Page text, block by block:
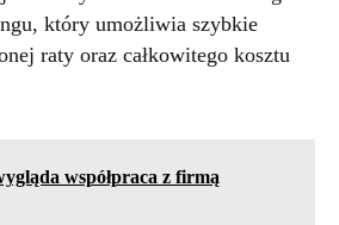
który umożliwia szybkie
raty oraz całkowitego kosztu
współpraca z firmą